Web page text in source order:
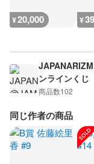
¥20,000 ¥
ンラインくじ
商品数102
同じ作者の商品